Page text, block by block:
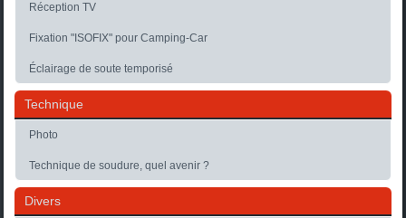
Réception TV
Fixation "ISOFIX" pour Camping-Car
Éclairage de soute temporisé
Technique
Photo
Technique de soudure, quel avenir ?
Divers